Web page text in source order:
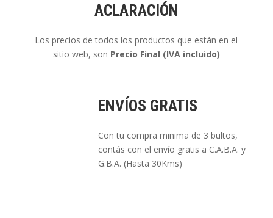
ACLARACIÓN
Los precios de todos los productos que están en el
sitio web, son Precio Final (IVA incluido)
ENVÍOS GRATIS
Con tu compra minima de 3 bultos,
contás con el envío gratis a C.A.B.A. y
G.B.A. (Hasta 30Kms)